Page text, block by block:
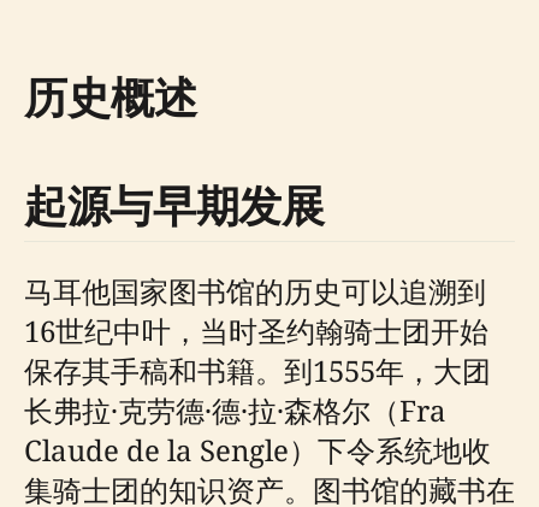
历史概述
起源与早期发展
马耳他国家图书馆的历史可以追溯到
16世纪中叶，当时圣约翰骑士团开始
保存其手稿和书籍。到1555年，大团
长弗拉·克劳德·德·拉·森格尔（Fra
Claude de la Sengle）下令系统地收
集骑士团的知识资产。图书馆的藏书在